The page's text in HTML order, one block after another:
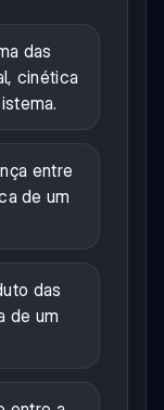
das
cinética
entre
de um
das
de um